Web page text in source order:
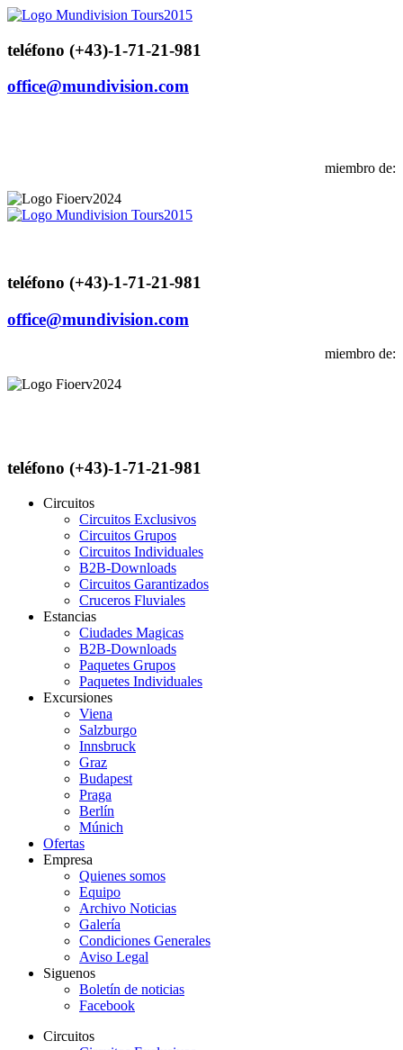
teléfono (+43)-1-71-21-981
office@mundivision.com
miembro de:
teléfono (+43)-1-71-21-981
office@mundivision.com
miembro de:
teléfono (+43)-1-71-21-981
Circuitos
Circuitos Exclusivos
Circuitos Grupos
Circuitos Individuales
B2B-Downloads
Circuitos Garantizados
Cruceros Fluviales
Estancias
Ciudades Magicas
B2B-Downloads
Paquetes Grupos
Paquetes Individuales
Excursiones
Viena
Salzburgo
Innsbruck
Graz
Budapest
Praga
Berlín
Múnich
Ofertas
Empresa
Quienes somos
Equipo
Archivo Noticias
Galería
Condiciones Generales
Aviso Legal
Siguenos
Boletín de noticias
Facebook
Circuitos